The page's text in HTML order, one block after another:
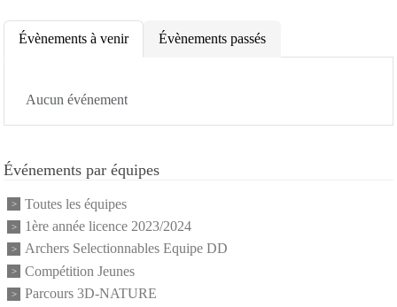
Évènements à venir Évènements passés
Aucun événement
Événements par équipes
Toutes les équipes
1ère année licence 2023/2024
Archers Selectionnables Equipe DD
Compétition Jeunes
Parcours 3D-NATURE